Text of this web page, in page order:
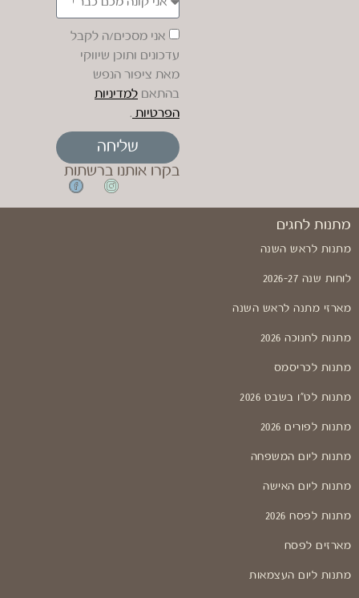
אני מסכים/ה לקבל
עדכונים ותוכן שיווקי
מאת ציפור הנפש
בהתאם למדיניות
הפרטיות .
שליחה
בקרו אותנו ברשתות
מתנות לחגים
מתנות לראש השנה
לוחות שנה 2026-27
מארזי מתנה לראש השנה
מתנות לחנוכה 2026
מתנות לכריסמס
מתנות לט"ו בשבט 2026
מתנות לפורים 2026
מתנות ליום המשפחה
מתנות ליום האישה
מתנות לפסח 2026
מארזים לפסח
מתנות ליום העצמאות